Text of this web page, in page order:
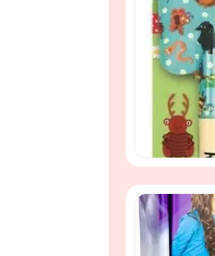
Speel- en
veilige
Tubi Bath
Tuban